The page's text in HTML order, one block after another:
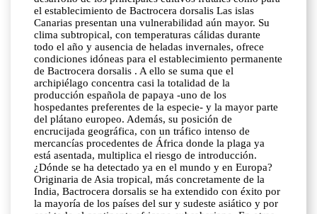
el establecimiento de Bactrocera dorsalis Las islas
Canarias presentan una vulnerabilidad aún mayor. Su
clima subtropical, con temperaturas cálidas durante
todo el año y ausencia de heladas invernales, ofrece
condiciones idóneas para el establecimiento permanente
de Bactrocera dorsalis . A ello se suma que el
archipiélago concentra casi la totalidad de la
producción española de papaya -uno de los
hospedantes preferentes de la especie- y la mayor parte
del plátano europeo. Además, su posición de
encrucijada geográfica, con un tráfico intenso de
mercancías procedentes de África donde la plaga ya
está asentada, multiplica el riesgo de introducción.
¿Dónde se ha detectado ya en el mundo y en Europa?
Originaria de Asia tropical, más concretamente de la
India, Bactrocera dorsalis se ha extendido con éxito por
la mayoría de los países del sur y sudeste asiático y por